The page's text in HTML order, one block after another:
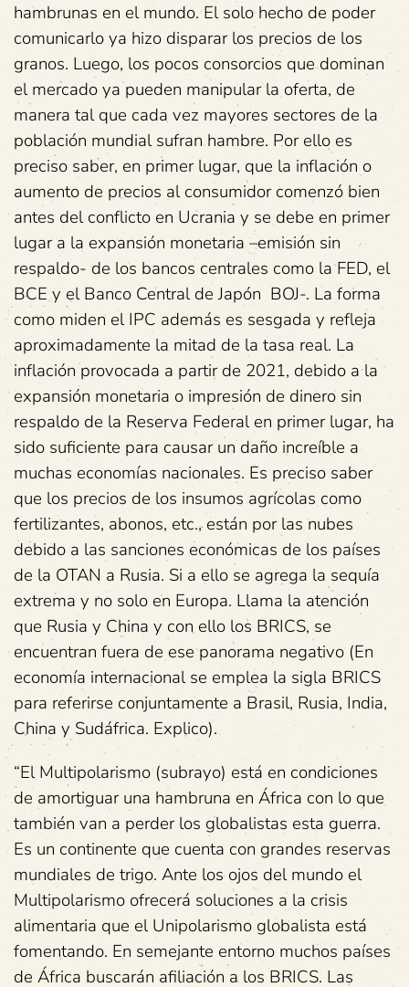
hambrunas en el mundo. El solo hecho de poder
comunicarlo ya hizo disparar los precios de los
granos. Luego, los pocos consorcios que dominan
el mercado ya pueden manipular la oferta, de
manera tal que cada vez mayores sectores de la
población mundial sufran hambre. Por ello es
preciso saber, en primer lugar, que la inflación o
aumento de precios al consumidor comenzó bien
antes del conflicto en Ucrania y se debe en primer
lugar a la expansión monetaria –emisión sin
respaldo- de los bancos centrales como la FED, el
BCE y el Banco Central de Japón BOJ-. La forma
como miden el IPC además es sesgada y refleja
aproximadamente la mitad de la tasa real. La
inflación provocada a partir de 2021, debido a la
expansión monetaria o impresión de dinero sin
respaldo de la Reserva Federal en primer lugar, ha
sido suficiente para causar un daño increíble a
muchas economías nacionales. Es preciso saber
que los precios de los insumos agrícolas como
fertilizantes, abonos, etc., están por las nubes
debido a las sanciones económicas de los países
de la OTAN a Rusia. Si a ello se agrega la sequía
extrema y no solo en Europa. Llama la atención
que Rusia y China y con ello los BRICS, se
encuentran fuera de ese panorama negativo (En
economía internacional se emplea la sigla BRICS
para referirse conjuntamente a Brasil, Rusia, India,
China y Sudáfrica. Explico).
“El Multipolarismo (subrayo) está en condiciones
de amortiguar una hambruna en África con lo que
también van a perder los globalistas esta guerra.
Es un continente que cuenta con grandes reservas
mundiales de trigo. Ante los ojos del mundo el
Multipolarismo ofrecerá soluciones a la crisis
alimentaria que el Unipolarismo globalista está
fomentando. En semejante entorno muchos países
de África buscarán afiliación a los BRICS. Las